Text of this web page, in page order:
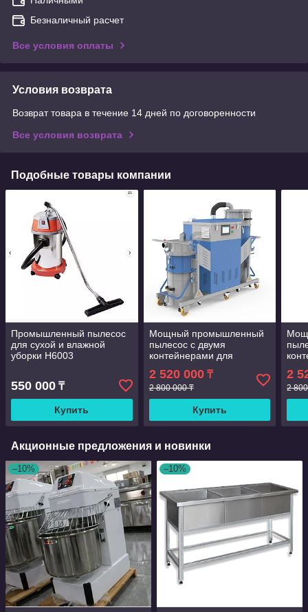
Безналичный расчет
Все условия оплаты
Условия возврата
Возврат товара в течение 14 дней по договоренности
Все условия возврата
Подобные товары компании
Промышленный пылесос
для сухой и влажной
уборки Н6003
550 000 ₸
Купить
Мощный промышленный
пылесос с двумя
контейнерами для
мобильных пылесосов в
промышленных цехах
2 520 000₸
2 800 000 ₸
Купить
2
2
Акционные предложения и новинки
–10% –10%